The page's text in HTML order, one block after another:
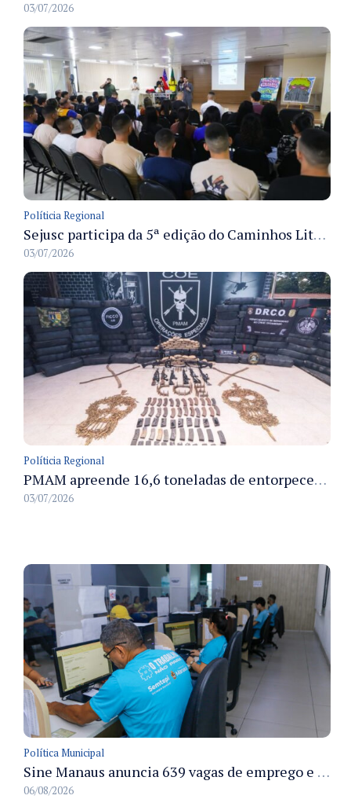
03/07/2026
Políticia Regional
Sejusc participa da 5ª edição do Caminhos Literários com foco na cultura hip-hop nas unidades socioeducativas
03/07/2026
Políticia Regional
PMAM apreende 16,6 toneladas de entorpecentes e registra aumento nas prisões em flagrante e nas capturas de foragidos no primeiro semestre de 2026
03/07/2026
Política Municipal
Sine Manaus anuncia 639 vagas de emprego e atendimento presencial nesta sexta 7/8
06/08/2026